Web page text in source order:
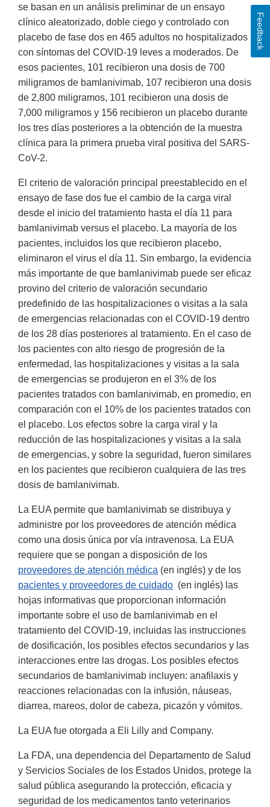
se basan en un análisis preliminar de un ensayo
clínico aleatorizado, doble ciego y controlado con
placebo de fase dos en 465 adultos no hospitalizados
con síntomas del COVID-19 leves a moderados. De
esos pacientes, 101 recibieron una dosis de 700
miligramos de bamlanivimab, 107 recibieron una dosis
de 2,800 miligramos, 101 recibieron una dosis de
7,000 miligramos y 156 recibieron un placebo durante
los tres días posteriores a la obtención de la muestra
clínica para la primera prueba viral positiva del SARS-
CoV-2.
El criterio de valoración principal preestablecido en el
ensayo de fase dos fue el cambio de la carga viral
desde el inicio del tratamiento hasta el día 11 para
bamlanivimab versus el placebo. La mayoría de los
pacientes, incluidos los que recibieron placebo,
eliminaron el virus el día 11. Sin embargo, la evidencia
más importante de que bamlanivimab puede ser eficaz
provino del criterio de valoración secundario
predefinido de las hospitalizaciones o visitas a la sala
de emergencias relacionadas con el COVID-19 dentro
de los 28 días posteriores al tratamiento. En el caso de
los pacientes con alto riesgo de progresión de la
enfermedad, las hospitalizaciones y visitas a la sala
de emergencias se produjeron en el 3% de los
pacientes tratados con bamlanivimab, en promedio, en
comparación con el 10% de los pacientes tratados con
el placebo. Los efectos sobre la carga viral y la
reducción de las hospitalizaciones y visitas a la sala
de emergencias, y sobre la seguridad, fueron similares
en los pacientes que recibieron cualquiera de las tres
dosis de bamlanivimab.
La EUA permite que bamlanivimab se distribuya y
administre por los proveedores de atención médica
como una dosis única por vía intravenosa. La EUA
requiere que se pongan a disposición de los
proveedores de atención médica (en inglés) y de los
pacientes y proveedores de cuidado (en inglés) las
hojas informativas que proporcionan información
importante sobre el uso de bamlanivimab en el
tratamiento del COVID-19, incluidas las instrucciones
de dosificación, los posibles efectos secundarios y las
interacciones entre las drogas. Los posibles efectos
secundarios de bamlanivimab incluyen: anafilaxis y
reacciones relacionadas con la infusión, náuseas,
diarrea, mareos, dolor de cabeza, picazón y vómitos.
La EUA fue otorgada a Eli Lilly and Company.
La FDA, una dependencia del Departamento de Salud
y Servicios Sociales de los Estados Unidos, protege la
salud pública asegurando la protección, eficacia y
seguridad de los medicamentos tanto veterinarios
Feedback